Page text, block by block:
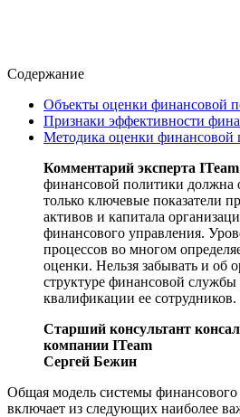
Содержание
Объекты оценки финансовой
Признаки эффективности
Методика оценки финансовой
Комментарий эксперта
финансовой политики должна
только ключевые показатели
активов и капитала
финансового управления.
процессов во многом
оценки. Нельзя забывать и об
структуре финансовой службы
квалификации ее сотрудников.
Старший консультант
компании ITeam
Сергей Бежин
Общая модель системы финансового
включает из следующих наиболее